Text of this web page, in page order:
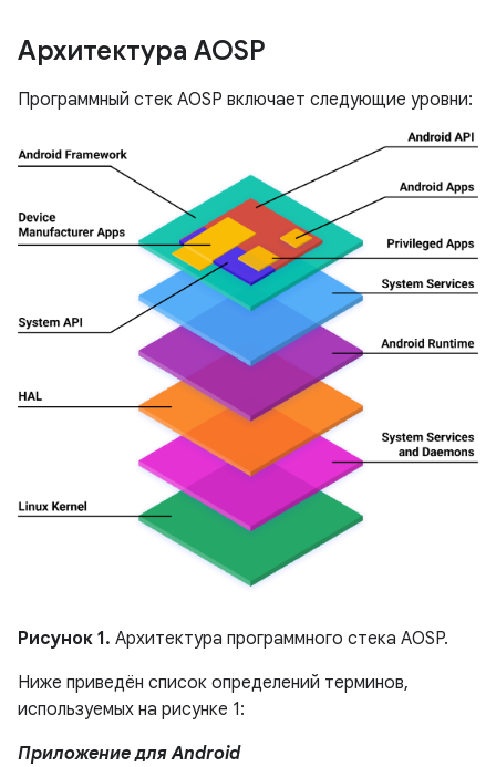
Архитектура AOSP
Программный стек AOSP включает следующие уровни:
Рисунок 1. Архитектура программного стека AOSP.
Ниже приведён список определений терминов,
используемых на рисунке 1:
Приложение для Android